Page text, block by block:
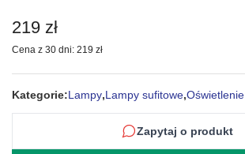
z
5
219 zł
Cena z 30 dni: 219 zł
Kategorie:Lampy,Lampy sufitowe,Oświetlenie
Zapytaj o produkt